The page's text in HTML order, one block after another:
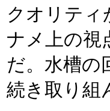
クオリティ
ナメ上の視
だ。水槽の
続き取り組